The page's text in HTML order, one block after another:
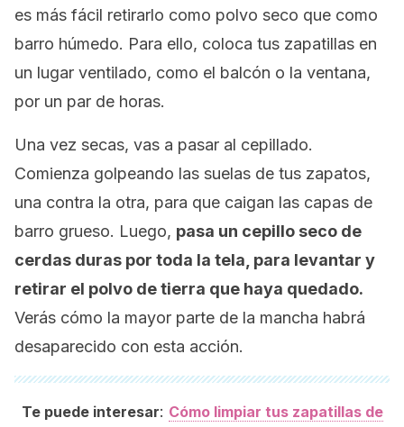
es más fácil retirarlo como polvo seco que como
barro húmedo. Para ello, coloca tus zapatillas en
un lugar ventilado, como el balcón o la ventana,
por un par de horas.
Una vez secas, vas a pasar al cepillado.
Comienza golpeando las suelas de tus zapatos,
una contra la otra, para que caigan las capas de
barro grueso. Luego, pasa un cepillo seco de
cerdas duras por toda la tela, para levantar y
retirar el polvo de tierra que haya quedado.
Verás cómo la mayor parte de la mancha habrá
desaparecido con esta acción.
Te puede interesar: Cómo limpiar tus zapatillas de